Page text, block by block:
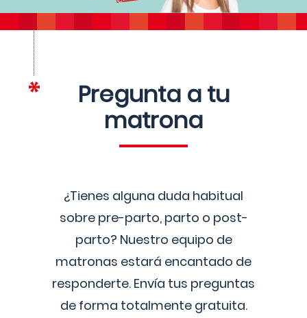
Pregunta a tu
matrona
¿Tienes alguna duda habitual
sobre pre-parto, parto o post-
parto? Nuestro equipo de
matronas estará encantado de
responderte. Envía tus preguntas
de forma totalmente gratuita.